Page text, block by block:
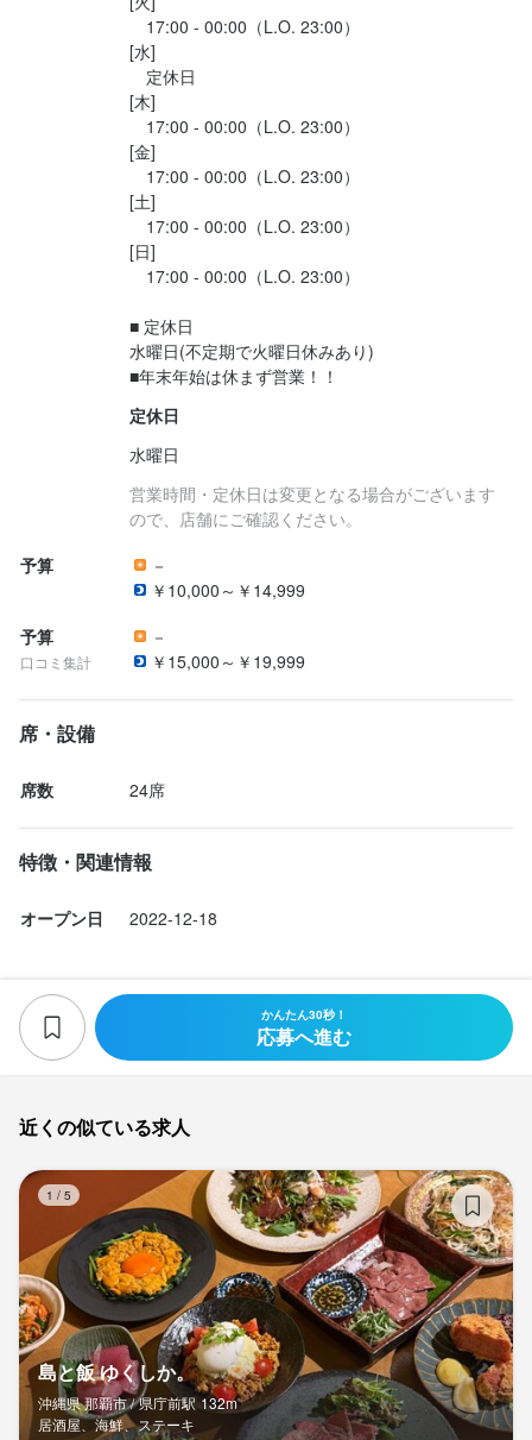
17:00 - 00:00（L.O. 23:00）
[水]
定休日
[木]
17:00 - 00:00（L.O. 23:00）
[金]
17:00 - 00:00（L.O. 23:00）
[土]
17:00 - 00:00（L.O. 23:00）
[日]
17:00 - 00:00（L.O. 23:00）
■ 定休日
水曜日(不定期で火曜日休みあり)
■年末年始は休まず営業！！
定休日
水曜日
営業時間・定休日は変更となる場合がございます
ので、店舗にご確認ください。
予算
－
￥10,000～￥14,999
予算
口コミ集計
－
￥15,000～￥19,999
席・設備
席数 24席
特徴・関連情報
オープン日 2022-12-18
かんたん30秒！
応募へ進む
近くの似ている求人
1 / 5
島と飯 ゆくしか。
沖縄県 那覇市 / 県庁前駅 132m
居酒屋、海鮮、ステーキ
一度、カジュアルにお話しましょう。ご応募を心よりお待ちして
鉄板炭火ダイニング aboz
沖縄県那覇市牧志2-4-11 TKビル 1F
法人名・事業者名
有限会社ゼンオキ食品
最終更新日2026/04/07